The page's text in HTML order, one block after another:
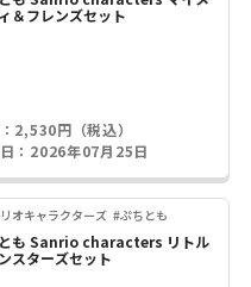
＆フレンズセット
2,530円（税込）
：2026年07月25日
オキャラクターズ #ぷちとも
も Sanrio characters リトル
スターズセット